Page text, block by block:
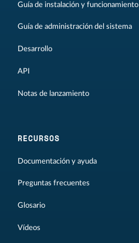
Guía de instalación y funcionamiento
Guía de administración del sistema
Desarrollo
API
Notas de lanzamiento
RECURSOS
Documentación y ayuda
Preguntas frecuentes
Glosario
Vídeos